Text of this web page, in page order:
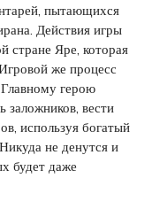
пытающихся
Действия игры
стране Яре, которая
же процесс
Главному герою
заложников, вести
используя богатый
не денутся и
будет даже